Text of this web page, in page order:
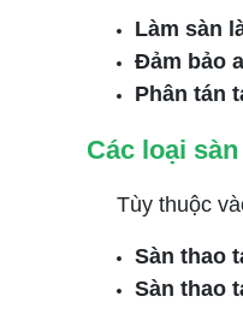
Làm sàn
Đảm bảo
Phân tán
Các loại
Tùy thuộc
Sàn thao
Sàn thao